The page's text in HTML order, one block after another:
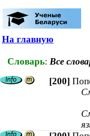
На главную
Словарь: Все
[200]